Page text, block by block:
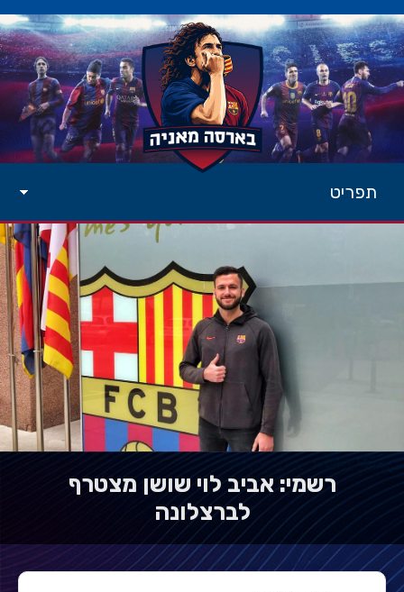
תפריט
רשמי: אביב לוי שושן מצטרף
לברצלונה